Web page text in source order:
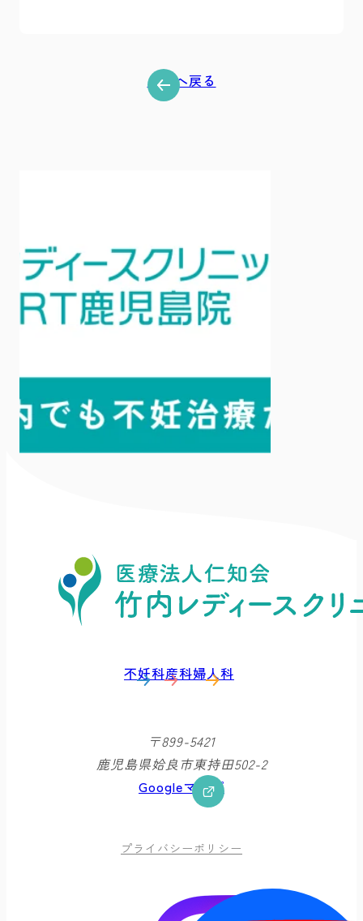
一覧へ戻る
不妊科産科婦人科
〒899-5421
鹿児島県姶良市東持田502-2
Googleマップ
プライバシーポリシー